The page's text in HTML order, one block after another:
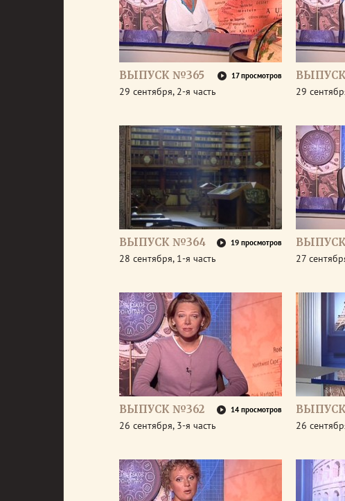
ВЫПУСК №365 17 просмотров
29 сентября, 2-я часть 29
ВЫПУСК №364 19 просмотров
28 сентября, 1-я часть 27
ВЫПУСК №362 14 просмотров
26 сентября, 3-я часть 26